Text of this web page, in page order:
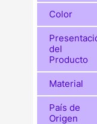
Color
del
Producto
Material
País de
Origen